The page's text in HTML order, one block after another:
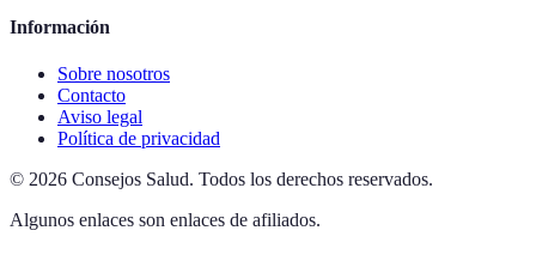
Información
Sobre nosotros
Contacto
Aviso legal
Política de privacidad
© 2026 Consejos Salud. Todos los derechos reservados.
Algunos enlaces son enlaces de afiliados.